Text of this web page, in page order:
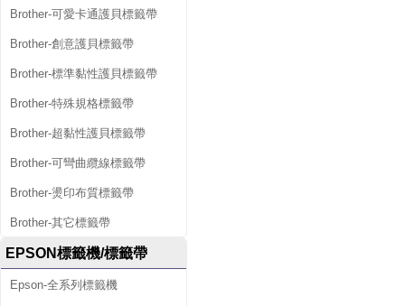
Brother-可愛卡通護貝標籤帶
Brother-創意護貝標籤帶
Brother-標準黏性護貝標籤帶
Brother-特殊規格標籤帶
Brother-超黏性護貝標籤帶
Brother-可彎曲纜線標籤帶
Brother-燙印布質標籤帶
Brother-其它標籤帶
EPSON標籤機/標籤帶
Epson-全系列標籤機